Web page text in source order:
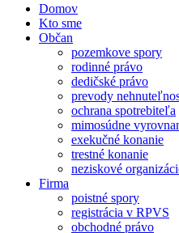
Domov
Kto sme
Občan
pozemkove spory
rodinné právo
dedičské právo
prevody
ochrana spotrebiteľa
mimosúdne
exekučné konanie
trestné konanie
neziskové
Firma
poistné spory
registrácia v RPVS
obchodné právo